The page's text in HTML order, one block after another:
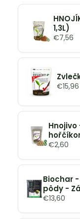
1,3L)
€7,56
€15,96
€2,60
Biochar
pôdy -
€13,60